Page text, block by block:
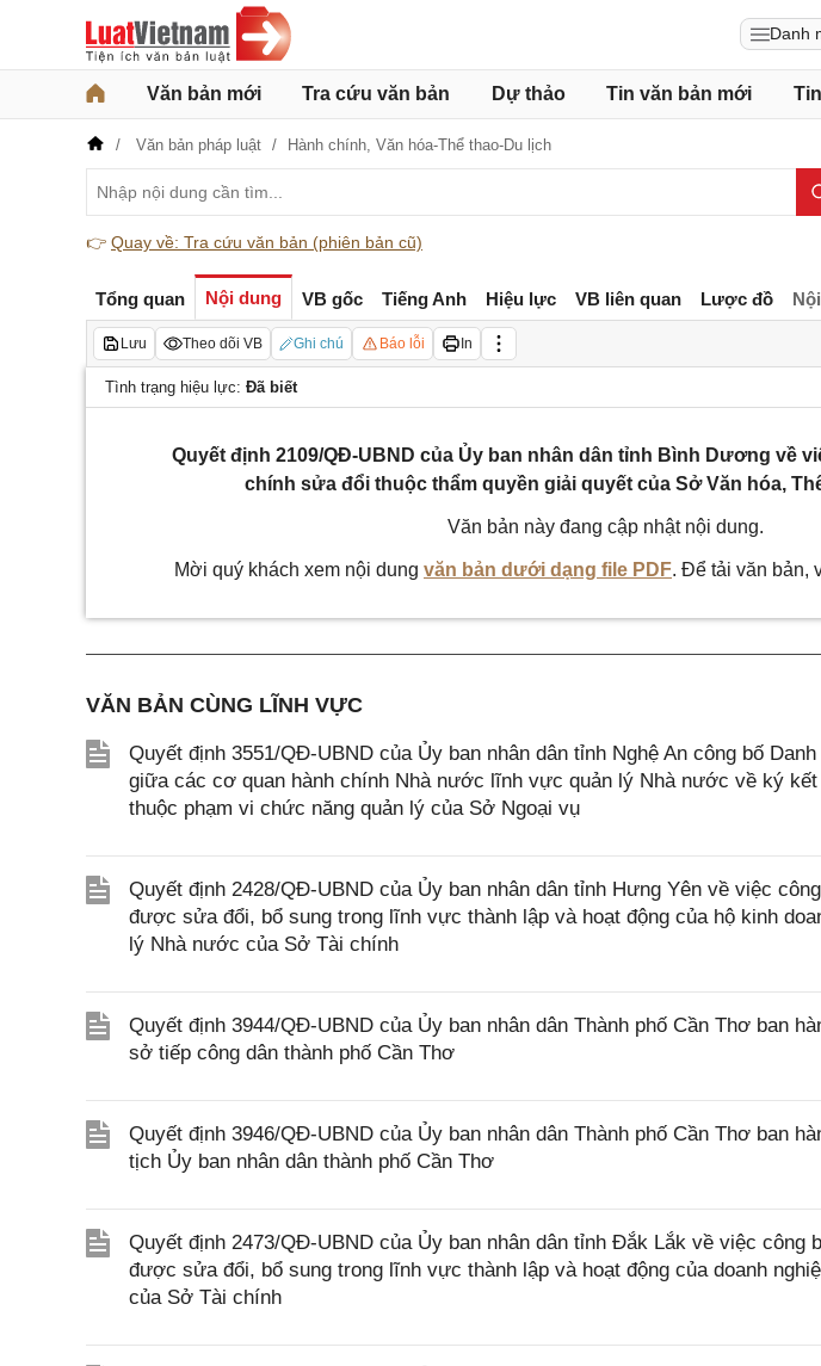
Danh
Văn bản mới Tra cứu văn bản Dự thảo Tin văn bản mới
Văn bản pháp luật Hành chính, Văn hóa-Thể thao-Du lịch
👉 Quay về: Tra cứu văn bản (phiên bản cũ)
Tổng quan Nội dung VB gốc Tiếng Anh Hiệu lực VB liên quan Lược đồ
Lưu Theo dõi VB Ghi chú Báo lỗi In
Tình trạng hiệu lực: Đã biết
Quyết định 2109/QĐ-UBND của Ủy ban nhân dân tỉnh Bình Dương về
chính sửa đổi thuộc thẩm quyền giải quyết của Sở Văn hóa,
Văn bản này đang cập nhật nội dung.
Mời quý khách xem nội dung văn bản dưới dạng file PDF. Để tải văn bản,
VĂN BẢN CÙNG LĨNH VỰC
Quyết định 3551/QĐ-UBND của Ủy ban nhân dân tỉnh Nghệ An công bố
giữa các cơ quan hành chính Nhà nước lĩnh vực quản lý Nhà nước về ký
thuộc phạm vi chức năng quản lý của Sở Ngoại vụ
Quyết định 2428/QĐ-UBND của Ủy ban nhân dân tỉnh Hưng Yên về việc
được sửa đổi, bổ sung trong lĩnh vực thành lập và hoạt động của hộ kinh
lý Nhà nước của Sở Tài chính
Quyết định 3944/QĐ-UBND của Ủy ban nhân dân Thành phố Cần Thơ ban
sở tiếp công dân thành phố Cần Thơ
Quyết định 3946/QĐ-UBND của Ủy ban nhân dân Thành phố Cần Thơ ban
tịch Ủy ban nhân dân thành phố Cần Thơ
Quyết định 2473/QĐ-UBND của Ủy ban nhân dân tỉnh Đắk Lắk về việc công
được sửa đổi, bổ sung trong lĩnh vực thành lập và hoạt động của doanh
của Sở Tài chính